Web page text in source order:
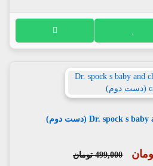
499,000 تومان